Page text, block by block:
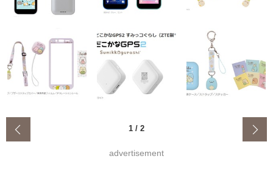
1 / 2
advertisement